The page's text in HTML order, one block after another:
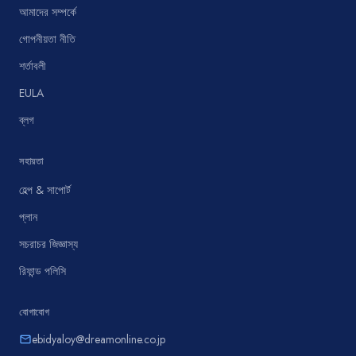
আমাদের সম্পর্কে
গোপনীয়তা নীতি
শর্তাবলী
EULA
ব্লগ
সহায়তা
হেল্প & সাপোর্ট
প্লান
সচরাচর জিজ্ঞাস্য
রিফান্ড পলিসি
যোগাযোগ
emailebidyaloy@dreamonline.co.jp